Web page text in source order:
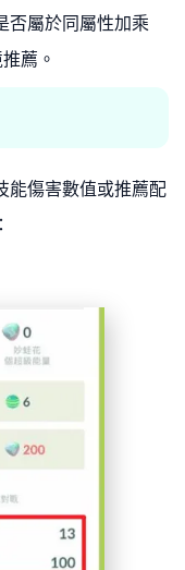
否屬於同屬性加乘
薦。
能傷害數值或推薦配